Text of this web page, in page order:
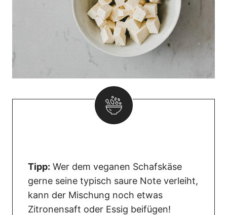
Tipp: Wer dem veganen Schafskäse
gerne seine typisch saure Note verleiht,
kann der Mischung noch etwas
Zitronensaft oder Essig beifügen!